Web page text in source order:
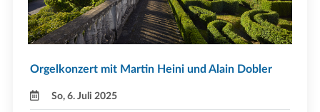
Orgelkonzert mit Martin Heini und Alain Dobler
So, 6. Juli 2025